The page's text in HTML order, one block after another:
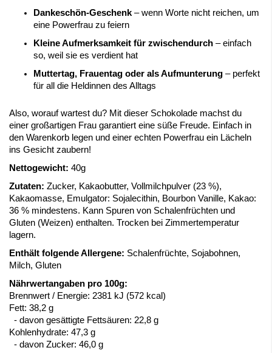
Dankeschön-Geschenk – wenn Worte nicht reichen, um
eine Powerfrau zu feiern
Kleine Aufmerksamkeit für zwischendurch – einfach
so, weil sie es verdient hat
Muttertag, Frauentag oder als Aufmunterung – perfekt
für all die Heldinnen des Alltags
Also, worauf wartest du? Mit dieser Schokolade machst du
einer großartigen Frau garantiert eine süße Freude. Einfach in
den Warenkorb legen und einer echten Powerfrau ein Lächeln
ins Gesicht zaubern!
Nettogewicht: 40g
Zutaten: Zucker, Kakaobutter, Vollmilchpulver (23 %),
Kakaomasse, Emulgator: Sojalecithin, Bourbon Vanille, Kakao:
36 % mindestens. Kann Spuren von Schalenfrüchten und
Gluten (Weizen) enthalten. Trocken bei Zimmertemperatur
lagern.
Enthält folgende Allergene: Schalenfrüchte, Sojabohnen,
Milch, Gluten
Nährwertangaben pro 100g:
Brennwert / Energie: 2381 kJ (572 kcal)
Fett: 38,2 g
- davon gesättigte Fettsäuren: 22,8 g
Kohlenhydrate: 47,3 g
- davon Zucker: 46,0 g